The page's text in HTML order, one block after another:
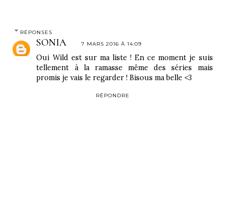
RÉPONSES
SONIA 7 MARS 2016 À 14:09
Oui Wild est sur ma liste ! En ce moment je suis
tellement à la ramasse même des séries mais
promis je vais le regarder ! Bisous ma belle <3
RÉPONDRE